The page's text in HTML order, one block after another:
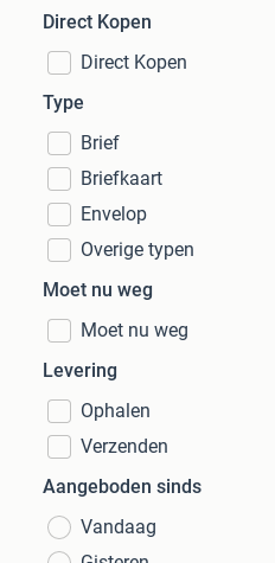
Direct Kopen
Direct Kopen
Type
Brief
Briefkaart
Envelop
Overige typen
Moet nu weg
Moet nu weg
Levering
Ophalen
Verzenden
Aangeboden sinds
Vandaag